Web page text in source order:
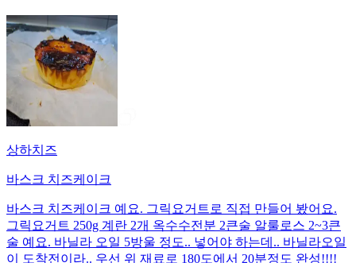
상하치즈
바스크 치즈케이크
바스크 치즈케이크 예요. 그릭요거트로 직접 만들어 봤어요.
그릭요거트 250g 계란 2개 옥수수전분 2큰술 알룰로스 2~3큰
술 예요. 바닐라 오일 5방울 정도.. 넣어야 하는데.. 바닐라오일
이 도착전이라.. 우선 위 재료로 180도에서 20분정도 완성!!!!